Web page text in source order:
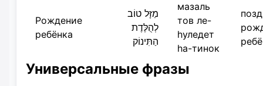
Рождение
ребёнка
מַזָּל טוֹב
לְהֻלֶּדֶת
הַתִּינוֹק
мазаль
тов ле-
hуледет
hа-тинок
Универсальные фразы